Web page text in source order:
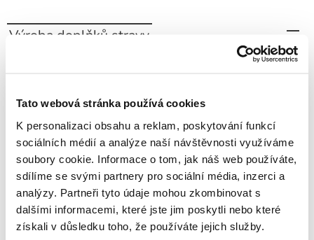
Tato webová stránka používá cookies
K personalizaci obsahu a reklam, poskytování funkcí
sociálních médií a analýze naší návštěvnosti využíváme
soubory cookie. Informace o tom, jak náš web používáte,
sdílíme se svými partnery pro sociální média, inzerci a
analýzy. Partneři tyto údaje mohou zkombinovat s
dalšími informacemi, které jste jim poskytli nebo které
získali v důsledku toho, že používáte jejich služby.
Výroba doplňků stravy
Výroba tyčinek
Energetické tyčinky
Raw tyčinky